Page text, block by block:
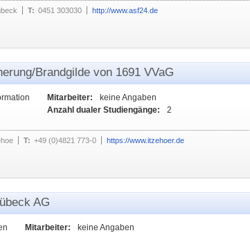
T: 0451 303030 http://www.asf24.de
Brandgilde von 1691 VVaG
Mitarbeiter:
keine Angaben
Anzahl dualer Studiengänge:
2
T: +49 (0)4821 773-0 https://www.itzehoer.de
AG
Mitarbeiter:
keine Angaben